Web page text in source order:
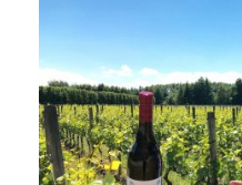
西班牙 DEHESA DEL
西班牙 PAGO GUIJOSO｜礫